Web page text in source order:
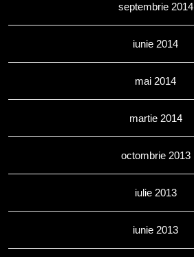
septembrie 2014
iunie 2014
mai 2014
martie 2014
octombrie 2013
iulie 2013
iunie 2013